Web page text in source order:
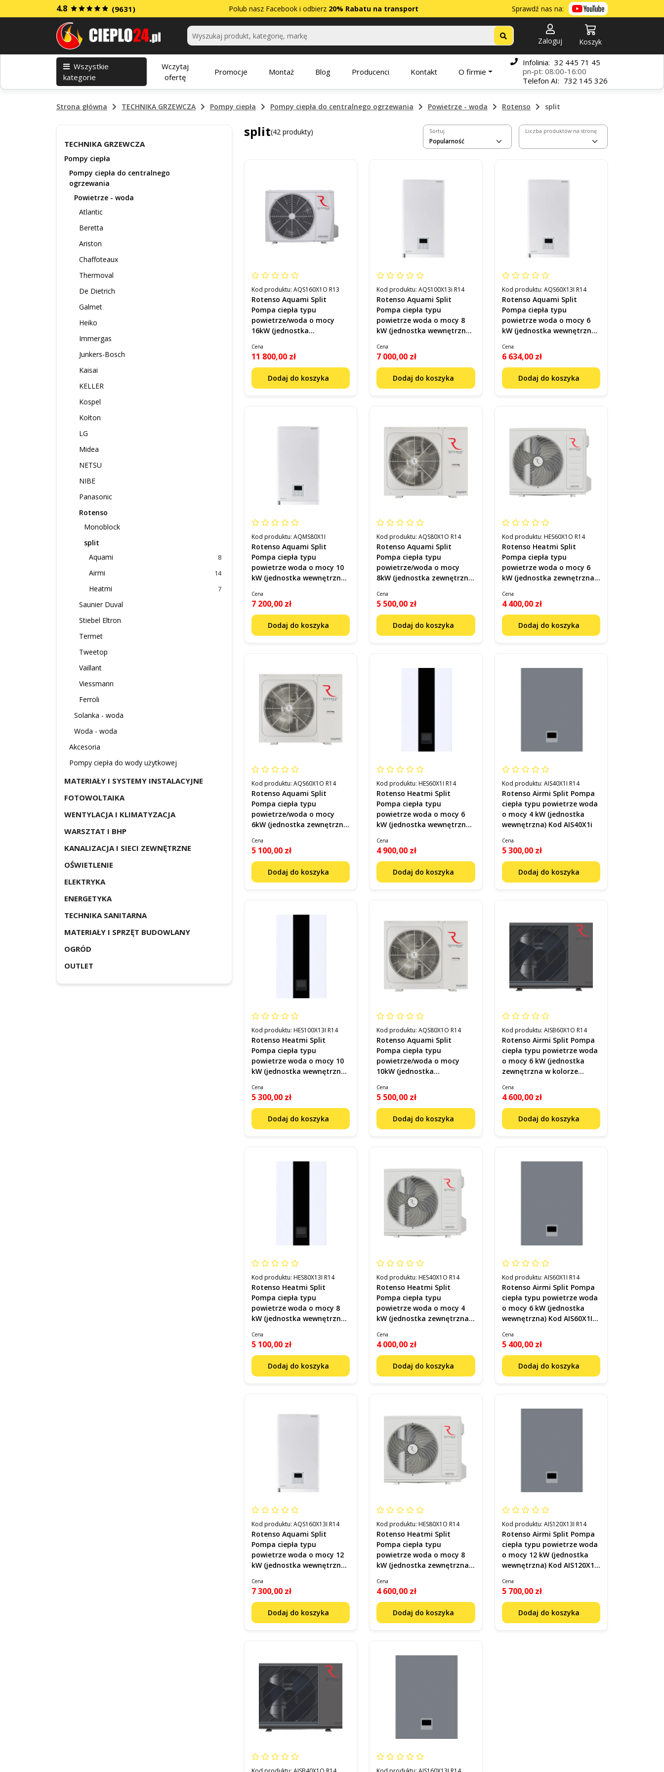
4.8 (9631) Polub nasz Facebook i odbierz 20% Rabatu na transport Sprawdź nas na:
Kategorie
Zaloguj Koszyk
Wszystkie
kategorie
Wczytaj
ofertę
Promocje Montaż Blog Producenci Kontakt O firmie
Infolinia: 32 445 71 45
pn-pt: 08:00-16:00
Telefon AI: 732 145 326
Strona główna TECHNIKA GRZEWCZA Pompy ciepła Pompy ciepła do centralnego ogrzewania Powietrze - woda Rotenso split
TECHNIKA GRZEWCZA
Pompy ciepła
Pompy ciepła do centralnego
ogrzewania
Powietrze - woda
Atlantic
Beretta
Ariston
Chaffoteaux
Thermoval
De Dietrich
Galmet
Heiko
Immergas
Junkers-Bosch
Kaisai
KELLER
Kospel
Kołton
LG
Midea
NETSU
NIBE
Panasonic
Rotenso
Monoblock
split
Aquami
8
Airmi 14
Heatmi 7
Saunier Duval
Stiebel Eltron
Termet
Tweetop
Vaillant
Viessmann
Ferroli
Solanka - woda
Woda - woda
Akcesoria
Pompy ciepła do wody użytkowej
MATERIAŁY I SYSTEMY INSTALACYJNE
FOTOWOLTAIKA
WENTYLACJA I KLIMATYZACJA
WARSZTAT I BHP
KANALIZACJA I SIECI ZEWNĘTRZNE
OŚWIETLENIE
ELEKTRYKA
ENERGETYKA
TECHNIKA SANITARNA
MATERIAŁY I SPRZĘT BUDOWLANY
OGRÓD
OUTLET
split(42 produkty) Sortuj Liczba produktów na stronę
Kod produktu: AQS160X1O R13
Rotenso Aquami Split
Pompa ciepła typu
powietrze/woda o mocy
16kW (jednostka
AQS160X1O R13
Cena
11 800,00 zł
Dodaj do koszyka
Kod produktu:AQS100X13i R14
Rotenso Aquami Split
Pompa ciepła typu
powietrze woda o mocy 8
kW (jednostka wewnętrzna)
Cena
7 000,00 zł
Dodaj do koszyka
Kod produktu: AQS60X13I R14
Rotenso Aquami Split
Pompa ciepła typu
powietrze woda o mocy 6
kW (jednostka wewnętrzna)
Cena
6 634,00 zł
Dodaj do koszyka
Kod produktu: AQMS80X1I
Rotenso Aquami Split
Pompa ciepła typu
powietrze woda o mocy 10
kW (jednostka wewnętrzna)
Cena
7 200,00 zł
Dodaj do koszyka
Kod produktu:AQS80X1O R14
Rotenso Aquami Split
Pompa ciepła typu
powietrze/woda o mocy
8kW (jednostka zewnętrzna)
Cena
5 500,00 zł
Dodaj do koszyka
Kod produktu: HES60X1O R14
Rotenso Heatmi Split
Pompa ciepła typu
powietrze woda o mocy 6
kW (jednostka zewnętrzna)
Cena
4 400,00 zł
Dodaj do koszyka
Kod produktu: AQS60X1O R14
Rotenso Aquami Split
Pompa ciepła typu
powietrze/woda o mocy
6kW (jednostka zewnętrzna)
Cena
5 100,00 zł
Dodaj do koszyka
Kod produktu:HES60X1I R14
Rotenso Heatmi Split
Pompa ciepła typu
powietrze woda o mocy 6
kW (jednostka wewnętrzna)
Cena
4 900,00 zł
Dodaj do koszyka
Kod produktu: AIS40X1I R14
Rotenso Airmi Split Pompa
ciepła typu powietrze woda
o mocy 4 kW (jednostka
wewnętrzna) Kod AIS40X1i
Cena
5 300,00 zł
Dodaj do koszyka
Kod produktu: HES100X13I R14
Rotenso Heatmi Split
Pompa ciepła typu
powietrze woda o mocy 10
kW (jednostka wewnętrzna)
Cena
5 300,00 zł
Dodaj do koszyka
Kod produktu:AQS80X1O R14
Rotenso Aquami Split
Pompa ciepła typu
powietrze/woda o mocy
10kW (jednostka
R14
Cena
5 500,00 zł
Dodaj do koszyka
Kod produktu: AISB60X1O R14
Rotenso Airmi Split Pompa
ciepła typu powietrze woda
o mocy 6 kW (jednostka
zewnętrzna w kolorze
R14
Cena
4 600,00 zł
Dodaj do koszyka
Kod produktu: HES80X13I R14
Rotenso Heatmi Split
Pompa ciepła typu
powietrze woda o mocy 8
kW (jednostka wewnętrzna)
Cena
5 100,00 zł
Dodaj do koszyka
Kod produktu:HES40X1O R14
Rotenso Heatmi Split
Pompa ciepła typu
powietrze woda o mocy 4
kW (jednostka zewnętrzna)
Cena
4 000,00 zł
Dodaj do koszyka
Kod produktu: AIS60X1I R14
Rotenso Airmi Split Pompa
ciepła typu powietrze woda
o mocy 6 kW (jednostka
wewnętrzna) Kod AIS60X1I
Cena
5 400,00 zł
Dodaj do koszyka
Kod produktu: AQS160X13I R14
Rotenso Aquami Split
Pompa ciepła typu
powietrze woda o mocy 12
kW (jednostka wewnętrzna)
Cena
7 300,00 zł
Dodaj do koszyka
Kod produktu:HES80X1O R14
Rotenso Heatmi Split
Pompa ciepła typu
powietrze woda o mocy 8
kW (jednostka zewnętrzna)
Cena
4 600,00 zł
Dodaj do koszyka
Kod produktu: AIS120X13I R14
Rotenso Airmi Split Pompa
ciepła typu powietrze woda
o mocy 12 kW (jednostka
wewnętrzna) Kod AIS120X13I
Cena
5 700,00 zł
Dodaj do koszyka